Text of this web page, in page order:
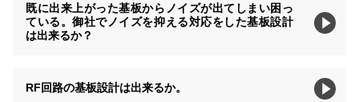
既に出来上がった基板からノイズが出てしまい困っ
ている。御社でノイズを抑える対応をした基板設計
は出来るか？
RF回路の基板設計は出来るか。